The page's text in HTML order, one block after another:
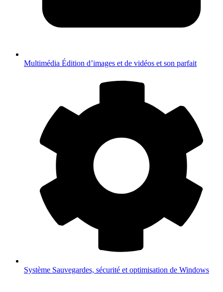
Multimédia Édition d’images et de vidéos et son parfait
Système Sauvegardes, sécurité et optimisation de Windows